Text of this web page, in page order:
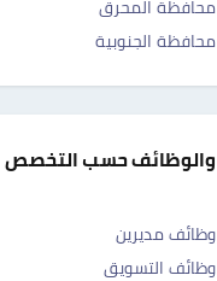
محافظة المحرق
محافظة الجنوبية
والوظائف حسب التخصص
وظائف مديرين
وظائف التسويق